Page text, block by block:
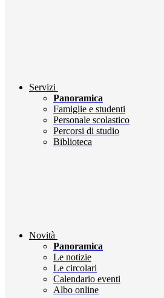
Servizi
Panoramica
Famiglie e studenti
Personale scolastico
Percorsi di studio
Biblioteca
Novità
Panoramica
Le notizie
Le circolari
Calendario eventi
Albo online